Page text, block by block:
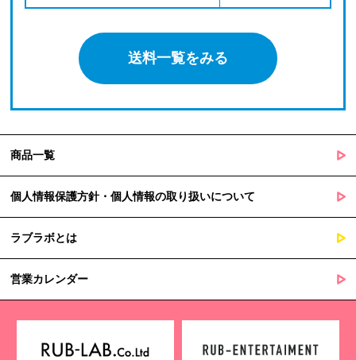
送料一覧をみる
商品一覧
個人情報保護方針・個人情報の取り扱いについて
ラブラボとは
営業カレンダー